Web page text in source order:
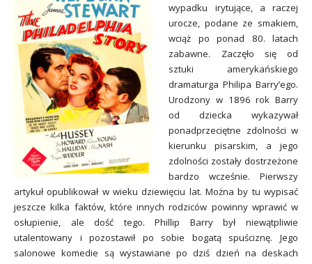
wypadku irytujące, a raczej
urocze, podane ze smakiem,
wciąż po ponad 80. latach
zabawne. Zaczęło się od
sztuki amerykańskiego
dramaturga Philipa Barry’ego.
Urodzony w 1896 rok Barry
od dziecka wykazywał
ponadprzeciętne zdolności w
kierunku pisarskim, a jego
zdolności zostały dostrzeżone
bardzo wcześnie. Pierwszy
artykuł opublikował w wieku dziewięciu lat. Można by tu wypisać
jeszcze kilka faktów, które innych rodziców powinny wprawić w
osłupienie, ale dość tego. Phillip Barry był niewątpliwie
utalentowany i pozostawił po sobie bogatą spuściznę. Jego
salonowe komedie są wystawiane po dziś dzień na deskach